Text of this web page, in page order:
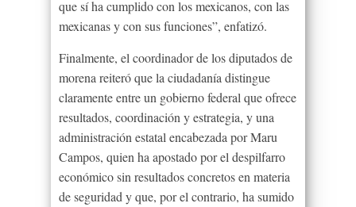
que sí ha cumplido con los mexicanos, con las
mexicanas y con sus funciones”, enfatizó.
Finalmente, el coordinador de los diputados de
morena reiteró que la ciudadanía distingue
claramente entre un gobierno federal que ofrece
resultados, coordinación y estrategia, y una
administración estatal encabezada por Maru
Campos, quien ha apostado por el despilfarro
económico sin resultados concretos en materia
de seguridad y que, por el contrario, ha sumido